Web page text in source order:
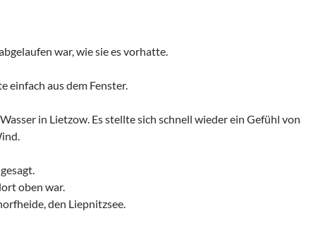
war, wie sie es vorhatte.
einfach aus dem Fenster.
in Lietzow. Es stellte sich schnell wieder ein Gefühl von
oben war.
den Liepnitzsee.